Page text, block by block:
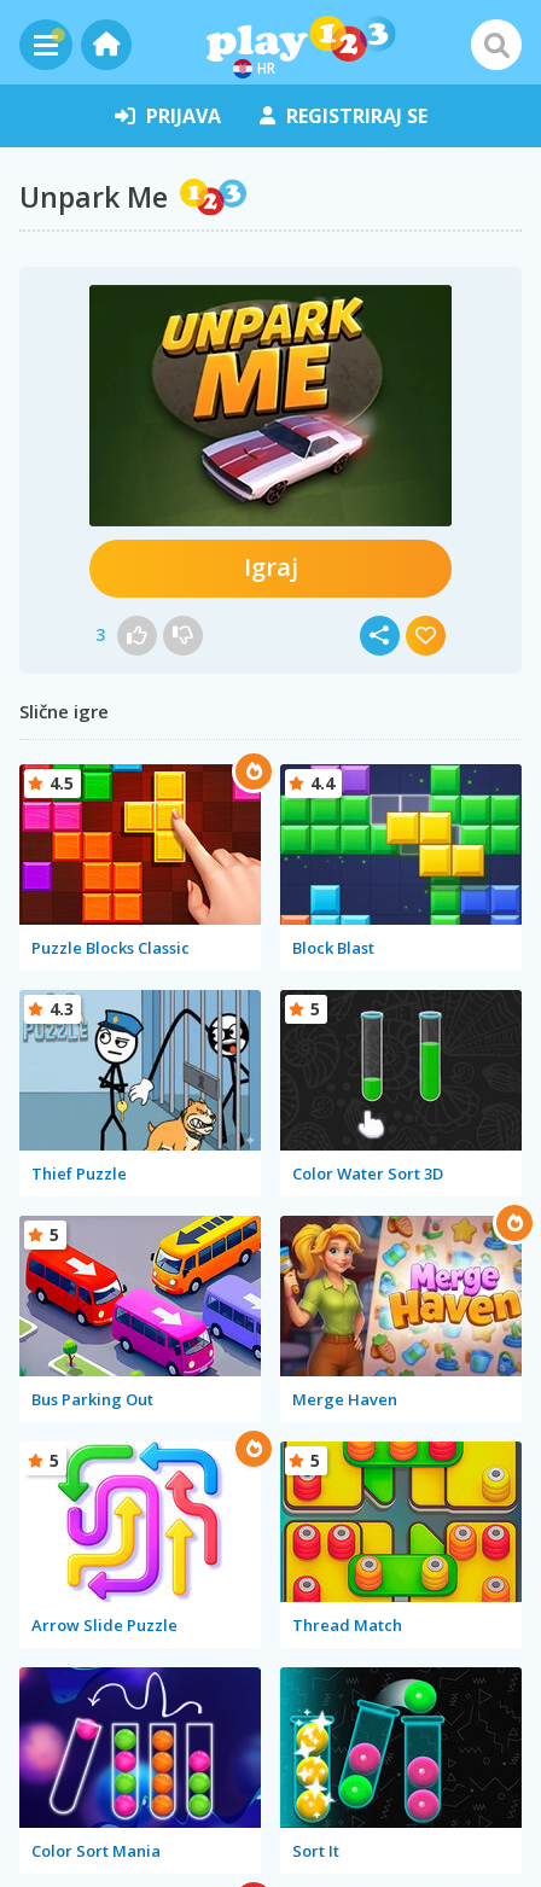
HR
PRIJAVA REGISTRIRAJ SE
Unpark Me
Igraj
3
Slične igre
Puzzle Blocks Classic
4.5
Block Blast
4.4
Thief Puzzle
4.3
Color Water Sort 3D
5
Bus Parking Out
5
Merge Haven
Arrow Slide Puzzle
5
Thread Match
5
Color Sort Mania Sort It